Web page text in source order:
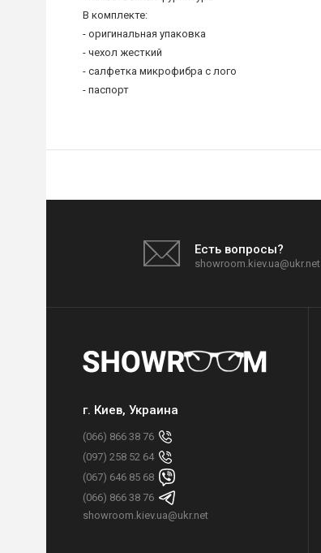
В комплекте:
- оригинальная упаковка
- чехол жесткий
- салфетка микрофибра c лого
- паспорт
Есть вопросы?
showroom.kiev.ua@ukr.net
г. Киев, Украина
(066) 866 38 76
(097) 258 52 64
(067) 646 85 68
(066) 866 38 76
showroom.kiev.ua@ukr.net